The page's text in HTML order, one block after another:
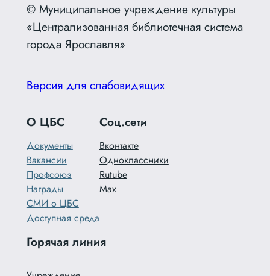
© Муниципальное учреждение культуры
«Централизованная библиотечная система
города Ярославля»
Версия для слабовидящих
О ЦБС
Документы
Вакансии
Профсоюз
Награды
СМИ о ЦБС
Доступная среда
Соц.сети
Вконтакте
Одноклассники
Rutube
Max
Горячая линия